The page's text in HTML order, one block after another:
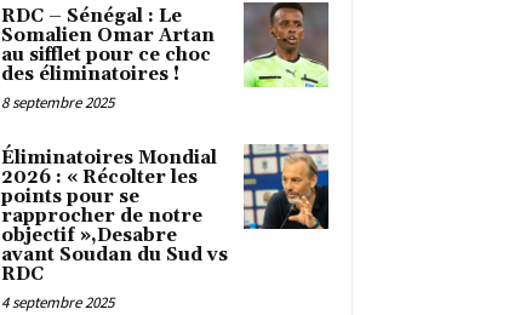
RDC – Sénégal : Le
Somalien Omar Artan
au sifflet pour ce choc
des éliminatoires !
8 septembre 2025
Éliminatoires Mondial
2026 : « Récolter les
points pour se
rapprocher de notre
objectif »,Desabre
avant Soudan du Sud vs
RDC
4 septembre 2025